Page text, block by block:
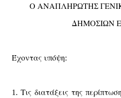
Ο ΑΝΑΠΛΗΡΩΤΗΣ
ΔΗΜΟΣΙΩΝ Ε
Έχοντας υπόψη:
1. Τις διατάξεις της περίπ